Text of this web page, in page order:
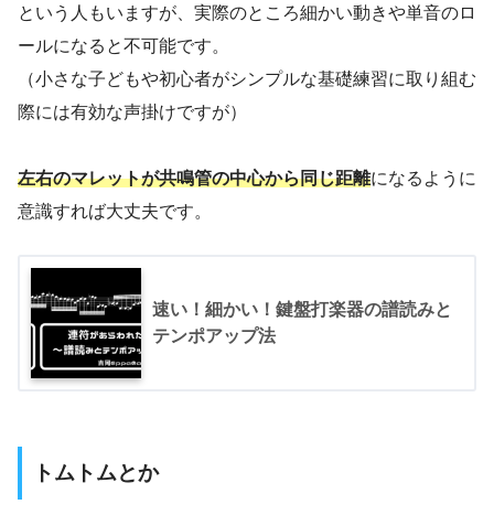
という人もいますが、実際のところ細かい動きや単音のロ
ールになると不可能です。
（小さな子どもや初心者がシンプルな基礎練習に取り組む
際には有効な声掛けですが）
左右のマレットが共鳴管の中心から同じ距離になるように
意識すれば大丈夫です。
速い！細かい！鍵盤打楽器の譜読みと
テンポアップ法
トムトムとか